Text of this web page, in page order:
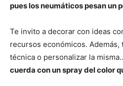
pues los neumáticos pesan un
Te invito a decorar con ideas
recursos económicos.
técnica o personalizar la
cuerda con un spray del color